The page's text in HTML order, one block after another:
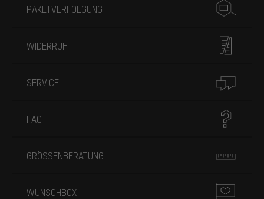
PAKETVERFOLGUNG
WIDERRUF
SERVICE
FAQ
GRÖSSENBERATUNG
WUNSCHBOX